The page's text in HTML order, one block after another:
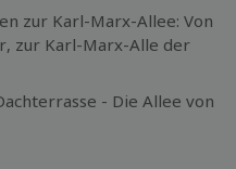
zur Karl-Marx-Allee: Von
zur Karl-Marx-Alle der
- Die Allee von